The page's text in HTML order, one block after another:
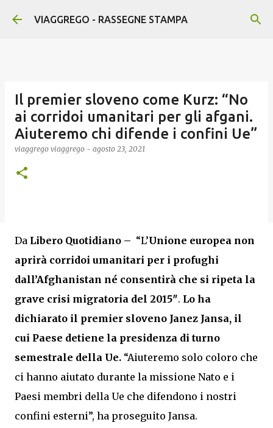
Passa ai contenuti principali
VIAGGREGO - RASSEGNE STAMPA
Il premier sloveno come Kurz: “No
ai corridoi umanitari per gli afgani.
Aiuteremo chi difende i confini Ue”
viaggrego viaggrego - agosto 23, 2021
Da Libero Quotidiano – “L’Unione europea non
aprirà corridoi umanitari per i profughi
dall’Afghanistan né consentirà che si ripeta la
grave crisi migratoria del 2015″. Lo ha
dichiarato il premier sloveno Janez Jansa, il
cui Paese detiene la presidenza di turno
semestrale della Ue. “Aiuteremo solo coloro che
ci hanno aiutato durante la missione Nato e i
Paesi membri della Ue che difendono i nostri
confini esterni”, ha proseguito Jansa.